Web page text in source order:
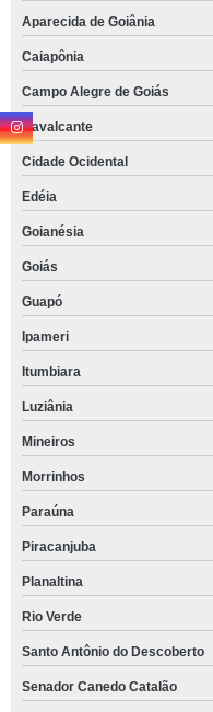
Aparecida de Goiânia
Caiapônia
Campo Alegre de Goiás
Cavalcante
Cidade Ocidental
Edéia
Goianésia
Goiás
Guapó
Ipameri
Itumbiara
Luziânia
Mineiros
Morrinhos
Paraúna
Piracanjuba
Planaltina
Rio Verde
Santo Antônio do Descoberto
Senador Canedo Catalão